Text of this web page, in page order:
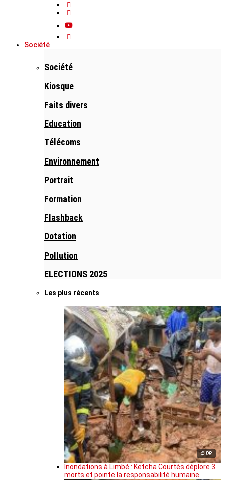
Société
Société
Kiosque
Faits divers
Education
Télécoms
Environnement
Portrait
Formation
Flashback
Dotation
Pollution
ELECTIONS 2025
Les plus récents
© DR
Inondations à Limbé : Ketcha Courtès déplore 3
morts et pointe la responsabilité humaine